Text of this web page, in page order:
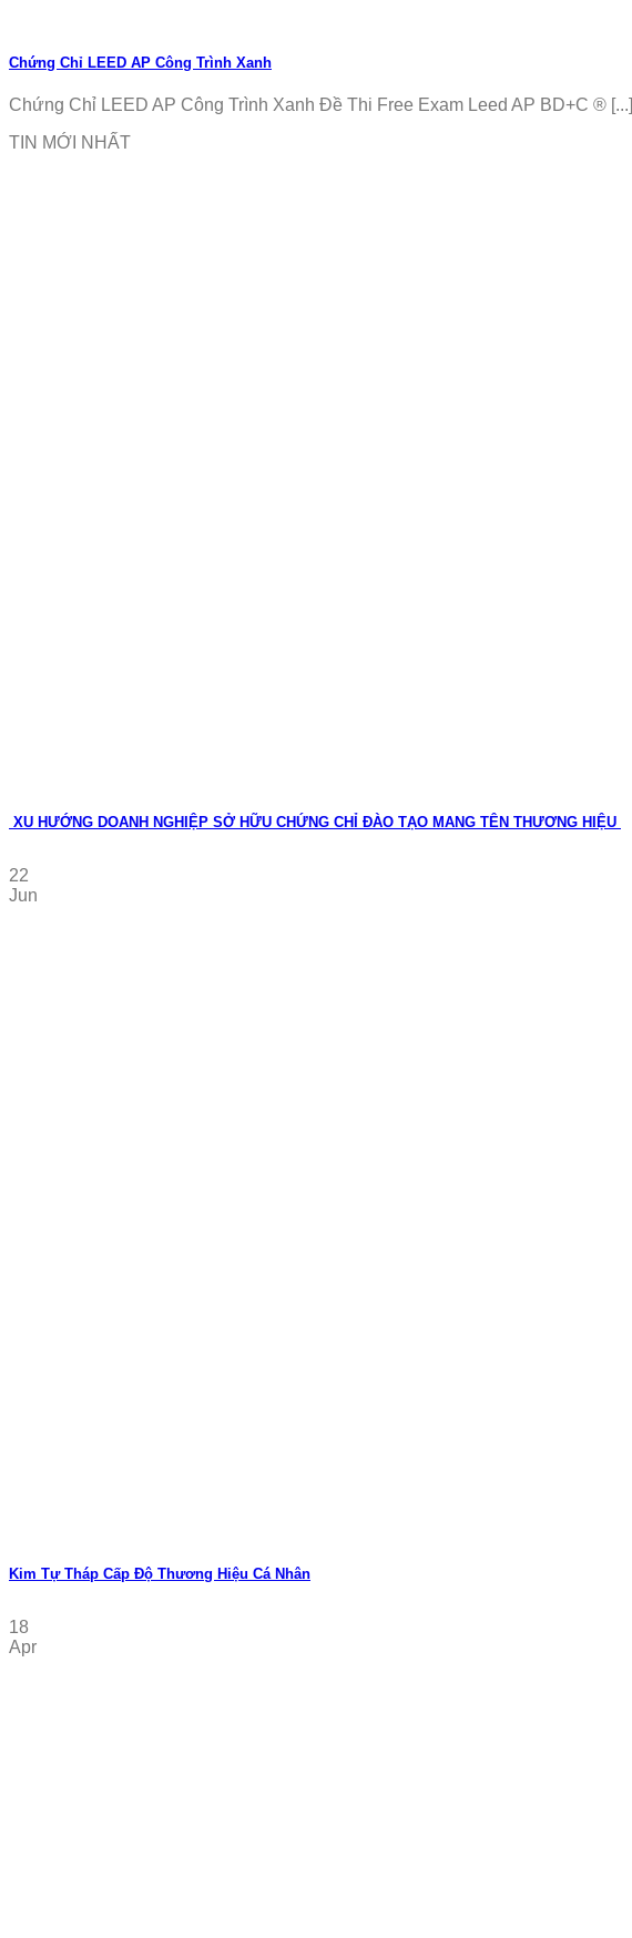
Chứng Chỉ LEED AP Công Trình Xanh
Chứng Chỉ LEED AP Công Trình Xanh Đề Thi Free Exam Leed AP BD+C ® [...]
TIN MỚI NHẤT
XU HƯỚNG DOANH NGHIỆP SỞ HỮU CHỨNG CHỈ ĐÀO TẠO MANG TÊN THƯƠNG HIỆU
22
Jun
Kim Tự Tháp Cấp Độ Thương Hiệu Cá Nhân
18
Apr